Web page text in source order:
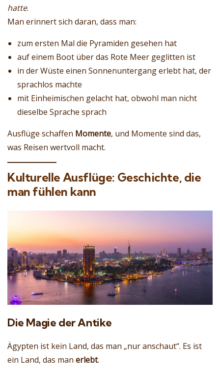
hatte.
Man erinnert sich daran, dass man:
zum ersten Mal die Pyramiden gesehen hat
auf einem Boot über das Rote Meer geglitten ist
in der Wüste einen Sonnenuntergang erlebt hat, der
sprachlos machte
mit Einheimischen gelacht hat, obwohl man nicht
dieselbe Sprache sprach
Ausflüge schaffen Momente, und Momente sind das,
was Reisen wertvoll macht.
Kulturelle Ausflüge: Geschichte, die
man fühlen kann
Die Magie der Antike
Ägypten ist kein Land, das man „nur anschaut“. Es ist
ein Land, das man erlebt.